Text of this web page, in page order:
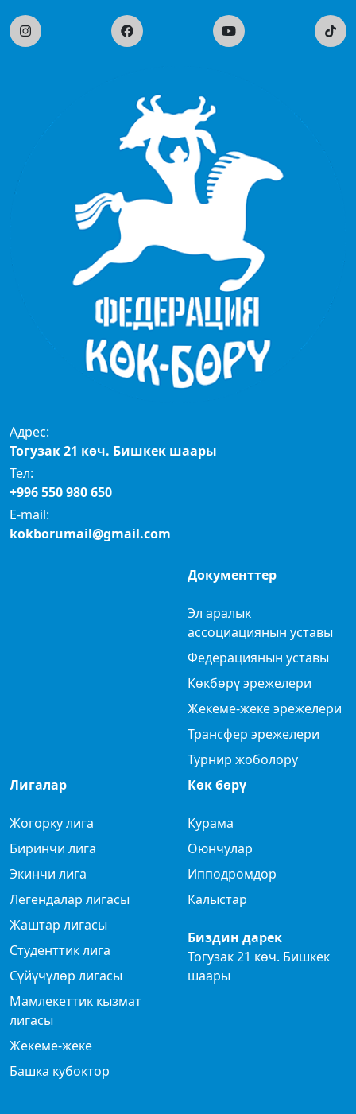
Адрес:
Тогузак 21 көч. Бишкек шаары
Тел:
+996 550 980 650
E-mail:
kokborumail@gmail.com
Документтер
Эл аралык
ассоциациянын уставы
Федерациянын уставы
Көкбөрү эрежелери
Жекеме-жеке эрежелери
Трансфер эрежелери
Турнир жоболору
Лигалар
Жогорку лига
Биринчи лига
Экинчи лига
Легендалар лигасы
Жаштар лигасы
Студенттик лига
Сүйүчүлөр лигасы
Мамлекеттик кызмат
лигасы
Жекеме-жеке
Башка кубоктор
Көк бөрү
Курама
Оюнчулар
Ипподромдор
Калыстар
Биздин дарек
Тогузак 21 көч. Бишкек
шаары